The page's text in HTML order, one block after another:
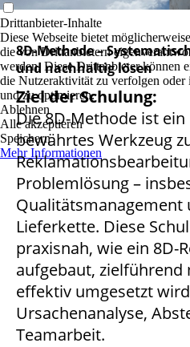
8D-Methode –
und nachhaltig lösen
Ziel der Schulung:
Die 8D-Methode ist
bewährtes Werkzeug
Problemlösung –
Qualitätsmanagement
Lieferkette. Diese
praxisnah, wie ein 8D-
aufgebaut,
effektiv umgesetzt
Ursachenanalyse,
Teamarbeit.
Drittanbieter-Inhalte
Diese Webseite bietet
die von Drittanbietern
werden. Diese Drittanbieter können
die Nutzeraktivität zu verfolgen oder
und zu optimieren.
Ablehnen
Alle akzeptieren
Speichern
Mehr Informationen